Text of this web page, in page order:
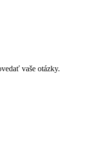
vaše otázky.